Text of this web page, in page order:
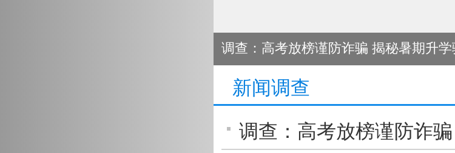
调查：高考放榜谨防诈骗 揭秘暑期升
新闻调查
调查：高考放榜谨防诈